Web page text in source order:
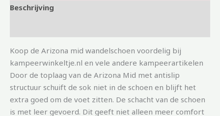
Beschrijving
Koop de Arizona mid wandelschoen voordelig bij
kampeerwinkeltje.nl en vele andere kampeerartikelen
Door de toplaag van de Arizona Mid met antislip
structuur schuift de sok niet in de schoen en blijft het
extra goed om de voet zitten. De schacht van de schoen
is met leer gevoerd. Dit geeft niet alleen meer comfort